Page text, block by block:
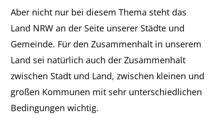
Aber nicht nur bei diesem Thema steht das
Land NRW an der Seite unserer Städte und
Gemeinde. Für den Zusammenhalt in unserem
Land sei natürlich auch der Zusammenhalt
zwischen Stadt und Land, zwischen kleinen und
großen Kommunen mit sehr unterschiedlichen
Bedingungen wichtig.